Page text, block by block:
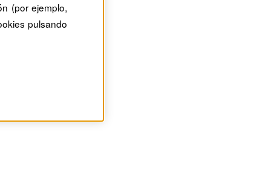
(por ejemplo,
pulsando